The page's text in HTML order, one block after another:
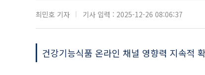
최민호 기자 기사 입력 : 2025-12-26 08:06:37
건강기능식품 온라인 채널 영향력 지속적